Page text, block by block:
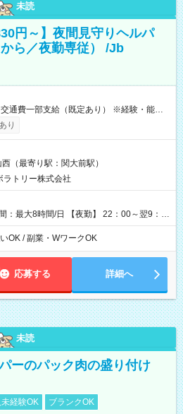
未読
円～】夜間見守りヘルパ
ら／夜勤専従） /Jb
通費一部支給（既定あり） ※経験・能力を
時
、本採用時と異なる部分があります。 雇
じです。 給与：時給 1,610円以上
り
（最寄り駅：関大前駅）
ラトリー株式会社
：最大8時間/日 【夜勤】 22：00～翌9：
■24時から翌9時 など ※上記の時間
週同じ曜日での勤務となります）
OK / 副業・WワークOK
応募する 詳細へ
未読
ーのパック肉の盛り付け
経験OK ブランクOK